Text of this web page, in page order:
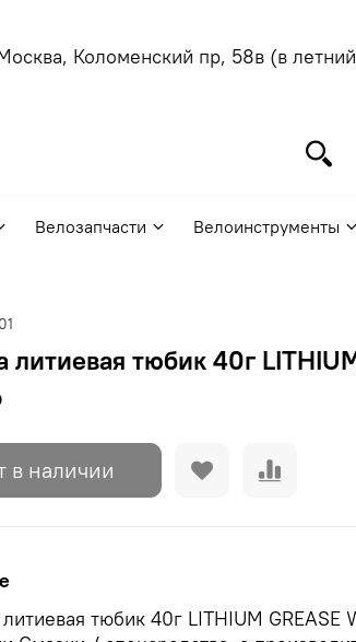
Коломенский пр, 58в (в
Велозапчасти Велоинструменты
литиевая тюбик 40г
в наличии
тюбик 40г LITHIUM GREASE